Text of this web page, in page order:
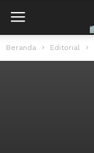
Beranda Editorial